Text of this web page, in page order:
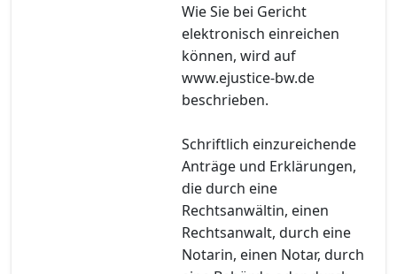
Wie Sie bei Gericht
elektronisch einreichen
können, wird auf
www.ejustice-bw.de
beschrieben.
Schriftlich einzureichende
Anträge und Erklärungen,
die durch eine
Rechtsanwältin, einen
Rechtsanwalt, durch eine
Notarin, einen Notar, durch